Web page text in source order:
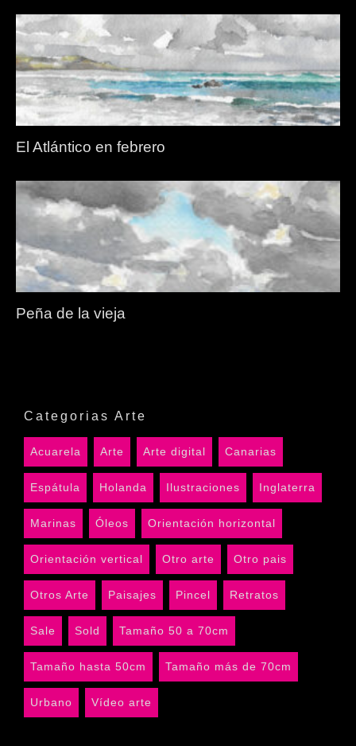
El Atlántico en febrero
Peña de la vieja
Categorias Arte
Acuarela Arte Arte digital Canarias
Espátula Holanda Ilustraciones Inglaterra
Marinas Óleos Orientación horizontal
Orientación vertical Otro arte Otro pais
Otros Arte Paisajes Pincel Retratos
Sale Sold Tamaño 50 a 70cm
Tamaño hasta 50cm Tamaño más de 70cm
Urbano Vídeo arte